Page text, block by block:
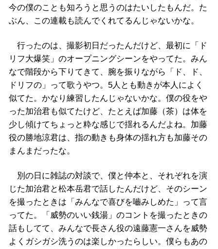
今の僕のことも知ろうと思うのはたいしたもんだ。た
ぶん、この連載も読んでくれてるんじゃないかな。
行ったのは、撮影初日だったんだけど、最初に「ド
リフ大爆笑」のオープニングシーンをやってた。みん
なで階段から下りてきて、腕を振りながら「ド、ド、
ドリフの」って歌うやつ。5人とも動きが本人によく
似てた。かなり練習したんじゃないかな。僕の役をや
った加治君も似てたけど、たとえば加藤（茶）は体を
少し傾けてちょっと粋な感じで揺れるんだよね。加藤
役の勝地涼君は、指の動きも身体の揺れ方も加藤その
まんまだったな。
別の日に雑誌の対談で、僕と仲本と、それぞれを演
じた加治君と松本岳君で話したんだけど、そのシーン
を撮ったときは「みんなで喜びを嚙みしめた」って言
ってた。「威勢のいい銭湯」のコントを撮ったときの
話もしてて、みんなで長さん役の遠藤憲一さんを威勢
よくガシガシ洗うのは楽しかったらしい。僕らもあの